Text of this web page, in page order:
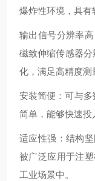
爆炸性环境，具有
输出信号分辨率
磁致伸缩传感器
化，满足高精度测
安装简便：可与
简单，能够快速投
适应性强：结构
被广泛应用于注
工业场景中。